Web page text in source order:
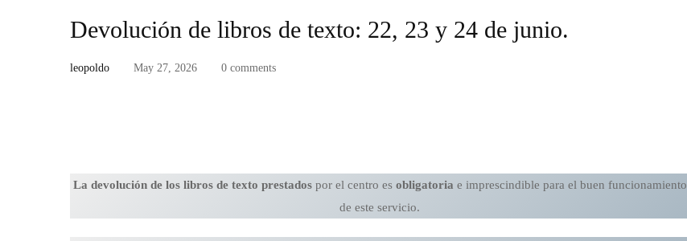
Devolución de libros de texto: 22, 23 y 24 de junio.
leopoldo May 27, 2026 0 comments
La devolución de los libros de texto prestadospor el centro es obligatoria e imprescindible para el buen funcionamiento
de este servicio.